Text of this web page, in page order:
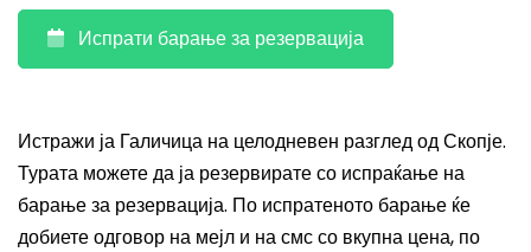
Испрати барање за резервација
Истражи ја Галичица на целодневен разглед од Скопје.
Турата можете да ја резервирате со испраќање на
барање за резервација. По испратеното барање ќе
добиете одговор на мејл и на смс со вкупна цена, по